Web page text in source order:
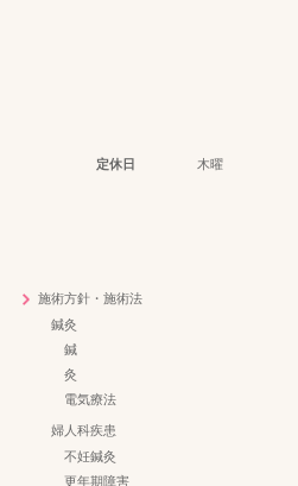
定休日 木曜
施術方針・施術法
鍼灸
鍼
灸
電気療法
婦人科疾患
不妊鍼灸
更年期障害